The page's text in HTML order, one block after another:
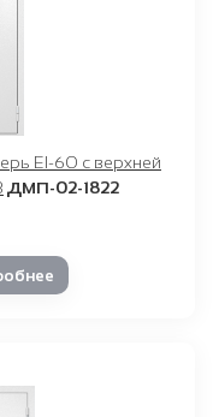
EI-60 с верхней
ДМП-02-1822